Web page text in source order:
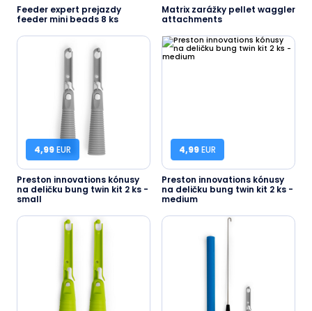
Feeder expert prejazdy
feeder mini beads 8 ks
Matrix zarážky pellet waggler
attachments
4,99EUR
Preston innovations kónusy
na deličku bung twin kit 2 ks -
small
4,99EUR
Preston innovations kónusy
na deličku bung twin kit 2 ks -
medium